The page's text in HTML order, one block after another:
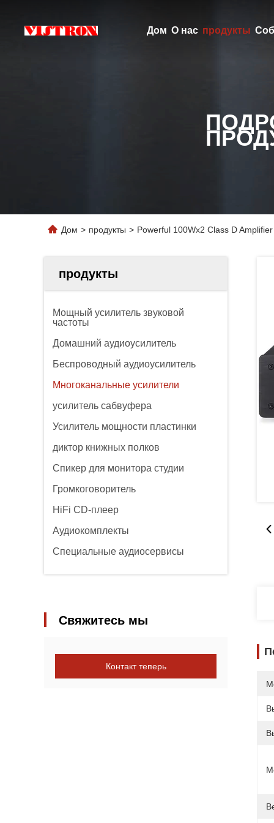
Дом О нас продукты
Дом > продукты > Powerful 100Wx2 Class D
продукты
Мощный усилитель звуковой
частоты
Домашний аудиоусилитель
Беспроводный аудиоусилитель
Многоканальные усилители
усилитель сабвуфера
Усилитель мощности пластинки
диктор книжных полков
Спикер для монитора студии
Громкоговоритель
HiFi CD-плеер
Аудиокомплекты
Специальные аудиосервисы
Свяжитесь мы
Контакт теперь